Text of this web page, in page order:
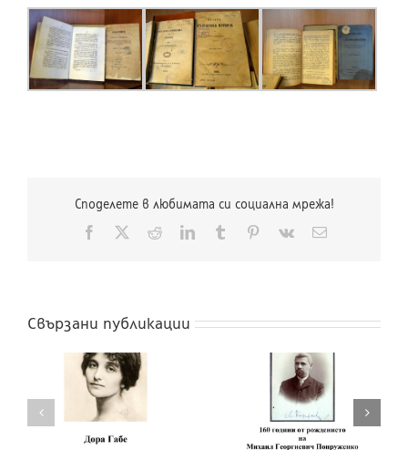
Споделете в любимата си социална мрежа!
Facebook RedditLinkedInTumblr Pinterest
Vk
Електронна
Свързани публикации
160 години от
рождението на
160 години от
рождението на
Чичо Стоян
(псевдоним на